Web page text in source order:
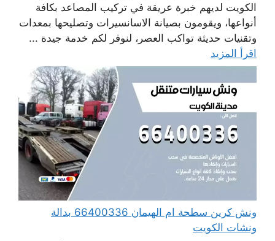
الكويت لديهم خبرة عريقة في تركيب المصاعد بكافة
أنواعها، ويقومون بصيانة الاسانسيرات وتصليحها بمعدات
وتقنيات حديثة تواكب العصر، لنوفر لكم خدمة جيدة ...
اقرأ المزيد
ونش كرين سطحة ام الهيمان 66400336 بدالة
ونشات الكويت